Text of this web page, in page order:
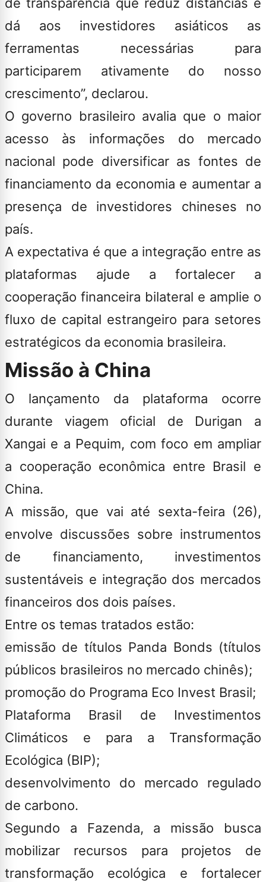
dá aos investidores asiáticos as
ferramentas necessárias para
participarem ativamente do nosso
crescimento”, declarou.
O governo brasileiro avalia que o maior
acesso às informações do mercado
nacional pode diversificar as fontes de
financiamento da economia e aumentar a
presença de investidores chineses no
país.
A expectativa é que a integração entre as
plataformas ajude a fortalecer a
cooperação financeira bilateral e amplie o
fluxo de capital estrangeiro para setores
estratégicos da economia brasileira.
Missão à China
O lançamento da plataforma ocorre
durante viagem oficial de Durigan a
Xangai e a Pequim, com foco em ampliar
a cooperação econômica entre Brasil e
China.
A missão, que vai até sexta-feira (26),
envolve discussões sobre instrumentos
de financiamento, investimentos
sustentáveis e integração dos mercados
financeiros dos dois países.
Entre os temas tratados estão:
emissão de títulos Panda Bonds (títulos
públicos brasileiros no mercado chinês);
promoção do Programa Eco Invest Brasil;
Plataforma Brasil de Investimentos
Climáticos e para a Transformação
Ecológica (BIP);
desenvolvimento do mercado regulado
de carbono.
Segundo a Fazenda, a missão busca
mobilizar recursos para projetos de
transformação ecológica e fortalecer